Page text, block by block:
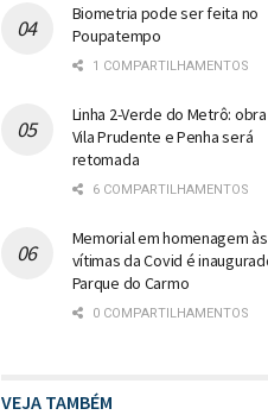
Biometria pode ser feita no
Poupatempo
1 COMPARTILHAMENTOS
Linha 2-Verde do Metrô:
Vila Prudente e Penha será
retomada
6 COMPARTILHAMENTOS
Memorial em homenagem às
vítimas da Covid é
Parque do Carmo
0 COMPARTILHAMENTOS
VEJA TAMBÉM